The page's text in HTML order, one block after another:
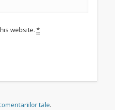
website.*
tale.